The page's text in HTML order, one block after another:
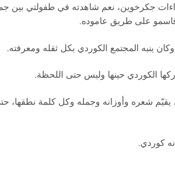
جكرخوين، نعم شاهدته في طفولتي بين
على طريق عاموده.
ينبه المجتمع الكوردي بكل ثقله ومعرفته.
الكوردي حينها وليس حتى اللحظة.
شعره وأوزانه وجمله وكل كلمة نطقها،
كوردي.